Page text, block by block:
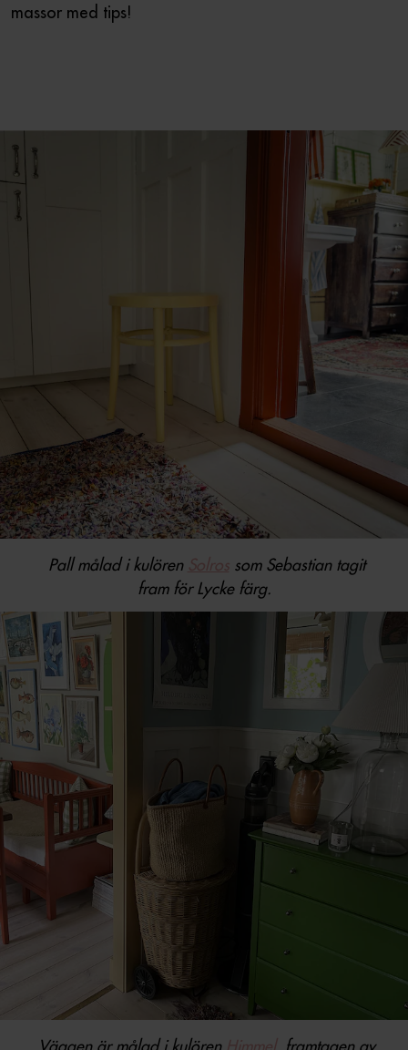
massor med tips!
Pall målad i kulören
som Sebastian tagit
fram för Lycke färg.
Väggen är målad i kulören
framtagen av